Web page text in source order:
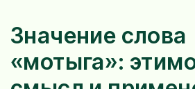
Значение слова
«мотыга»: